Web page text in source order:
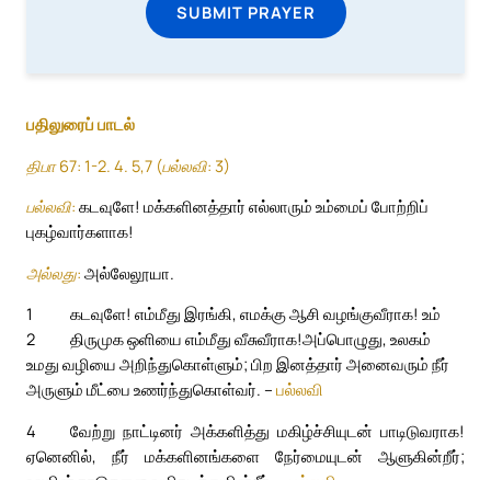
SUBMIT PRAYER
பதிலுரைப் பாடல்
திபா 67: 1-2. 4. 5,7 (பல்லவி: 3)
பல்லவி: கடவுளே! மக்களினத்தார் எல்லாரும் உம்மைப் போற்றிப்
புகழ்வார்களாக!
அல்லது: அல்லேலூயா.
1
கடவுளே! எம்மீது இரங்கி, எமக்கு ஆசி வழங்குவீராக! உம்
திருமுக ஒளியை எம்மீது வீசுவீராக!
2
அப்பொழுது, உலகம்
உமது வழியை அறிந்துகொள்ளும்; பிற இனத்தார் அனைவரும் நீர்
அருளும் மீட்பை உணர்ந்துகொள்வர். – பல்லவி
4
வேற்று நாட்டினர் அக்களித்து மகிழ்ச்சியுடன் பாடிடுவராக!
ஏனெனில், நீர் மக்களினங்களை நேர்மையுடன் ஆளுகின்றீர்;